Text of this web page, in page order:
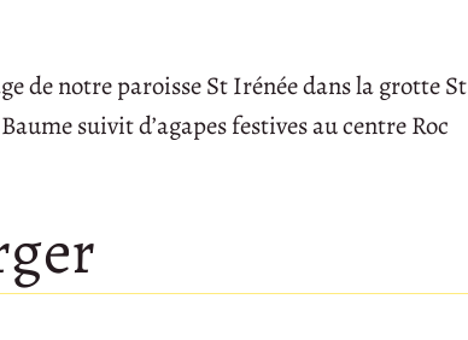
de notre paroisse St Irénée dans la grotte St
suivit d’agapes festives au centre Roc